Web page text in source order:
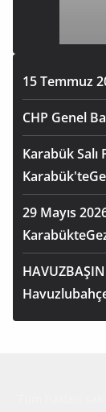
15 Temmuz
CHP Genel
Karabük Salı
29 Mayıs